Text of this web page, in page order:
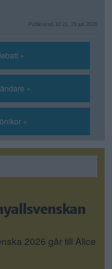
Publicerad 10:21, 29 juli 2026
»
»
»
2026 går till Alice